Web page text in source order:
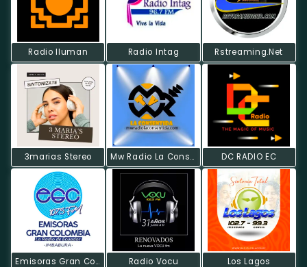
Radio Iluman Radio Intag Rstreaming.Net
3marias Stereo Mw Radio La Consentida DC RADIO EC
Emisoras Gran Colombia Radio Vocu Los Lagos